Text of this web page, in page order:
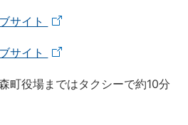
サイト
サイト
町役場まではタクシーで約10分